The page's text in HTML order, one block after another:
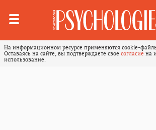
На информационном ресурсе применяются cookie-
Оставаясь на сайте, вы подтверждаете свое согласие на
использование.